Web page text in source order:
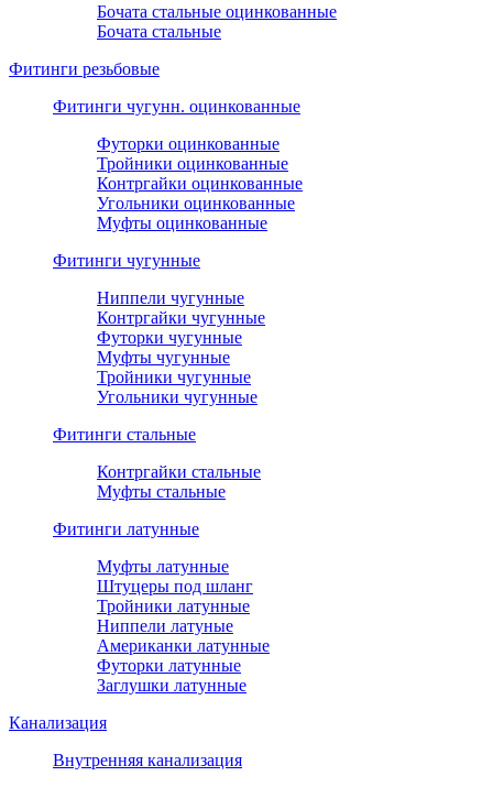
Бочата стальные оцинкованные
Бочата стальные
Фитинги резьбовые
Фитинги чугунн. оцинкованные
Футорки оцинкованные
Тройники оцинкованные
Контргайки оцинкованные
Угольники оцинкованные
Муфты оцинкованные
Фитинги чугунные
Ниппели чугунные
Контргайки чугунные
Футорки чугунные
Муфты чугунные
Тройники чугунные
Угольники чугунные
Фитинги стальные
Контргайки стальные
Муфты стальные
Фитинги латунные
Муфты латунные
Штуцеры под шланг
Тройники латунные
Ниппели латуные
Американки латунные
Футорки латунные
Заглушки латунные
Канализация
Внутренняя канализация